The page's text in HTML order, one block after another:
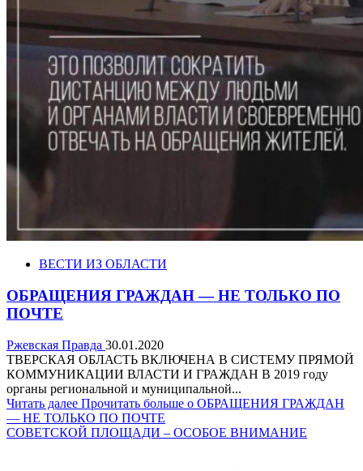
ВЕСТИ ИЗ ОБЛАСТИ
ОБРАЩЕНИЯ ГРАЖДАН — НЕ ТОЛЬКО ПО
ПОЧТЕ
Ржевская Правда 30.01.2020
ТВЕРСКАЯ ОБЛАСТЬ ВКЛЮЧЕНА В СИСТЕМУ ПРЯМОЙ
КОММУНИКАЦИИ ВЛАСТИ И ГРАЖДАН В 2019 году
органы региональной и муниципальной...
Читать далее Прочитать больше о ОБРАЩЕНИЯ ГРАЖДАН
— НЕ ТОЛЬКО ПО ПОЧТЕ
СОВЕТСКОЙ ПЛОЩАДИ – ОСОБОЕ ВНИМАНИЕ